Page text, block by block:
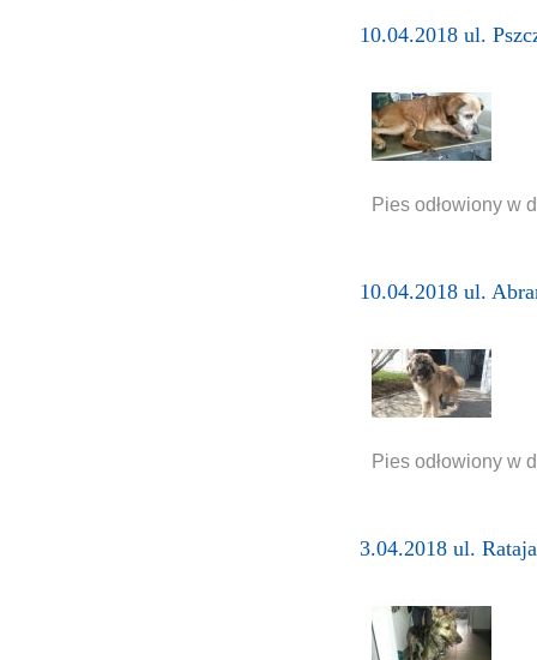
10.04.2018 ul.
Pies odłowiony w
10.04.2018 ul.
Pies odłowiony w
3.04.2018 ul. Rataja